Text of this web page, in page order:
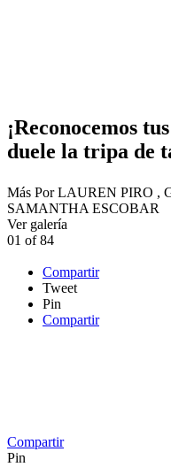
¡Reconocemos
duele la tripa de
Más PorLAUREN PIRO ,
SAMANTHA ESCOBAR
Ver galería
01 of 84
Compartir
Tweet
Pin
Compartir
Compartir
Pin